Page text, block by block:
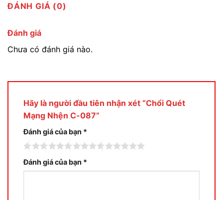
ĐÁNH GIÁ (0)
Đánh giá
Chưa có đánh giá nào.
Hãy là người đầu tiên nhận xét “Chổi Quét
Mạng Nhện C-087”
Đánh giá của bạn *
Đánh giá của bạn *